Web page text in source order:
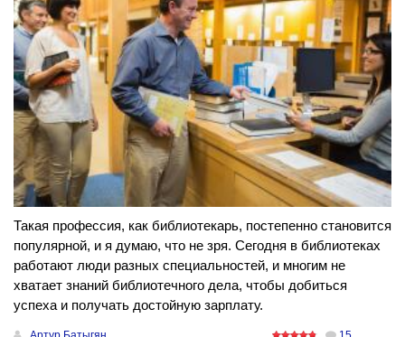
Такая профессия, как библиотекарь, постепенно становится
популярной, и я думаю, что не зря. Сегодня в библиотеках
работают люди разных специальностей, и многим не
хватает знаний библиотечного дела, чтобы добиться
успеха и получать достойную зарплату.